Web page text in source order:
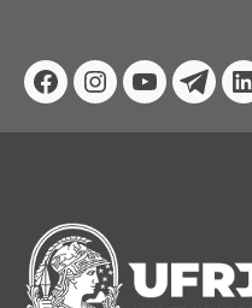
Facebook
Instagram
Youtube